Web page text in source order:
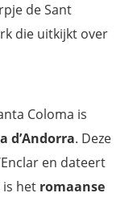
de Sant
die uitkijkt over
Coloma is
d’Andorra. Deze
en dateert
is het romaanse